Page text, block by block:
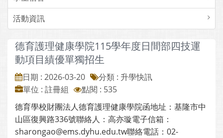
活動資訊
德育護理健康學院115學年度日間部四技運
動項目績優單獨招生
日期 : 2026-03-20
分類 : 升學快訊
單位 : 註冊組
點閱 : 535
德育學校財團法人德育護理健康學院函地址：基隆市中
山區復興路336號聯絡人：高亦璇電子信箱：
sharongao@ems.dyhu.edu.tw聯絡電話：02-